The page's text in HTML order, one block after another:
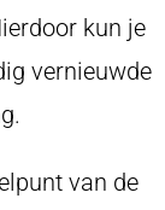
kun je
vernieuwde
van de